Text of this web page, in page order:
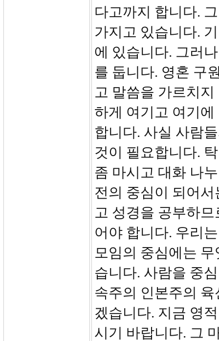
다고까지 합니다.
가지고 있습니다.
에 있습니다. 그러
를 둡니다. 영혼 구
고 말씀을 가르치
하게 여기고 여기
합니다. 사실 사람
것이 필요합니다.
좀 마시고 대화 나
전의 중심이 되어
고 성경을 공부하
어야 합니다. 우리
모임의 중심에는
습니다. 사람을 중
속주의 인본주의
겠습니다. 지금 영
시기 바랍니다. 그